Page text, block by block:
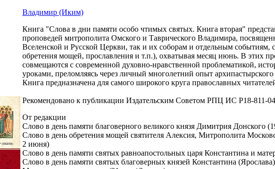
Владимир (Иким)
Книга "Слова в дни памяти особо чтимых святых. Книга вторая"
проповедей митрополита Омского и Таврического Владимира,
Вселенской и Русской Церкви, так и их соборам и отдельным
обретения мощей, прославления и т.п.), охватывая месяц июнь. В этих
совмещаются с современной духовно-нравственной проблематикой,
уроками, преломляясь через личный многолетний опыт архипастырского
Книга предназначена для самого широкого круга православных
Рекомендовано к публикации Издательским Советом РПЦ ИС Р18-811-
От редакции
Слово в день памяти благоверного великого князя Димитрия Донского
Слово в день обретения мощей святителя Алексия, Митрополита
2 июня)
Слово в день памяти святых равноапостольных царя Константина и
Слово в день памяти святых благоверных князей Константина